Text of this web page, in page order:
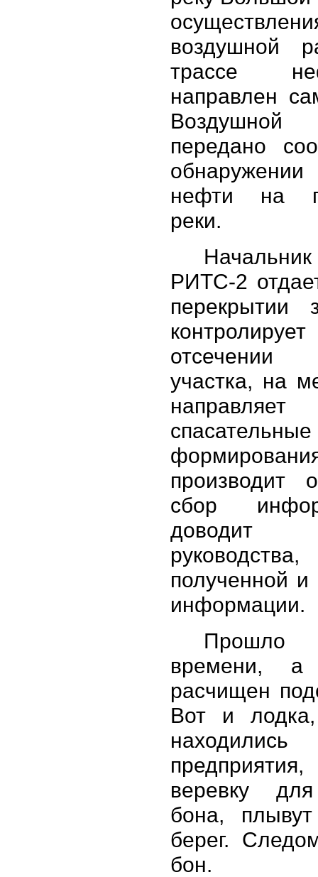
воздушной
трассе
направлен
Воздушной
передано
нефти на
реки.
РИТС-2
перекрытии
отсечении
участка, на
спасательные
производит
сбор
полученной
информации.
Прошло
времени,
расчищен
Вот и
находились
веревку
бона,
берег.
бон.